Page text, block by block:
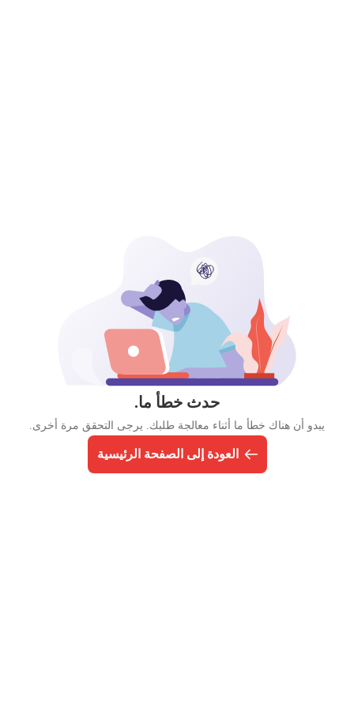
حدث خطأ ما.
يبدو أن هناك خطأ ما أثناء معالجة طلبك. يرجى التحقق مرة أخرى.
العودة إلى الصفحة الرئيسية